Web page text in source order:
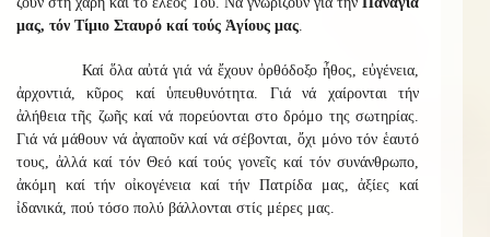
μας, τόν Τίμιο Σταυρό καί τούς Ἁγίους μας.
Καί ὅλα αὐτά γιά νά ἔχουν ὀρθόδοξο ἦθος, εὐγένεια,
ἀρχοντιά, κῦρος καί ὑπευθυνότητα. Γιά νά χαίρονται τήν
ἀλήθεια τῆς ζωῆς καί νά πορεύονται στο δρόμο της σωτηρίας.
Γιά νά μάθουν νά ἀγαποῦν καί νά σέβονται, ὄχι μόνο τόν ἑαυτό
τους, ἀλλά καί τόν Θεό καί τούς γονεῖς καί τόν συνάνθρωπο,
ἀκόμη καί τήν οἰκογένεια καί τήν Πατρίδα μας, ἀξίες καί
ἰδανικά, πού τόσο πολύ βάλλονται στίς μέρες μας.